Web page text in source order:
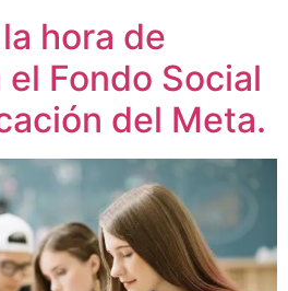
hora de
Fondo Social
del Meta.